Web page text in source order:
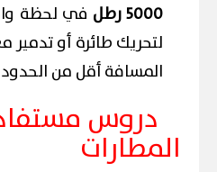
5000 رطل
في لحظة
لتحريك طائرة أو تدمير
المسافة أقل من
دروس
المطارات